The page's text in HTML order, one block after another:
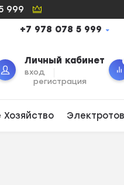
999
+7 978 078 5 999
Личный кабинет
вход
регистрация